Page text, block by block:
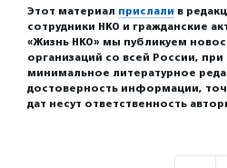
Этот материал прислали в
сотрудники НКО и гражданские
«Жизнь НКО» мы публикуем
организаций со всей России,
минимальное литературное
достоверность информации,
дат несут ответственность